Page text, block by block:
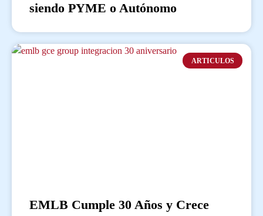
siendo PYME o Autónomo
ARTICULOS
EMLB Cumple 30 Años y Crece